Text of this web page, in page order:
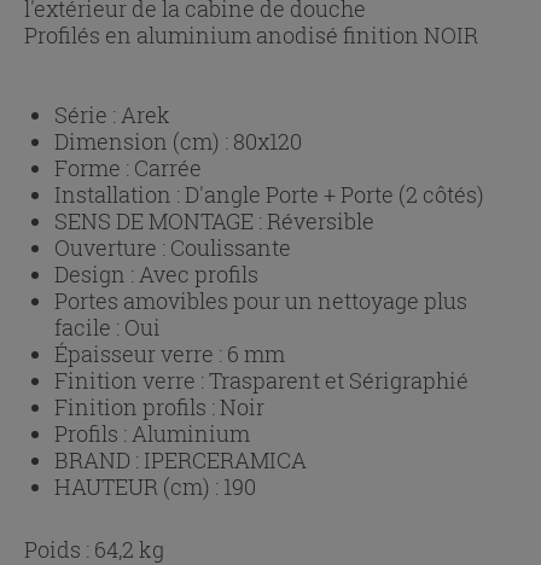
l'extérieur de la cabine de douche
Profilés en aluminium anodisé finition NOIR
Série : Arek
Dimension (cm) : 80x120
Forme : Carrée
Installation :D'angle Porte + Porte (2 côtés)
SENS DE MONTAGE :Réversible
Ouverture : Coulissante
Design : Avec profils
Portes amovibles pour un nettoyage plus
facile : Oui
Épaisseur verre : 6 mm
Finition verre :Trasparent et Sérigraphié
Finition profils :Noir
Profils : Aluminium
BRAND : IPERCERAMICA
HAUTEUR (cm) : 190
Poids : 64,2 kg